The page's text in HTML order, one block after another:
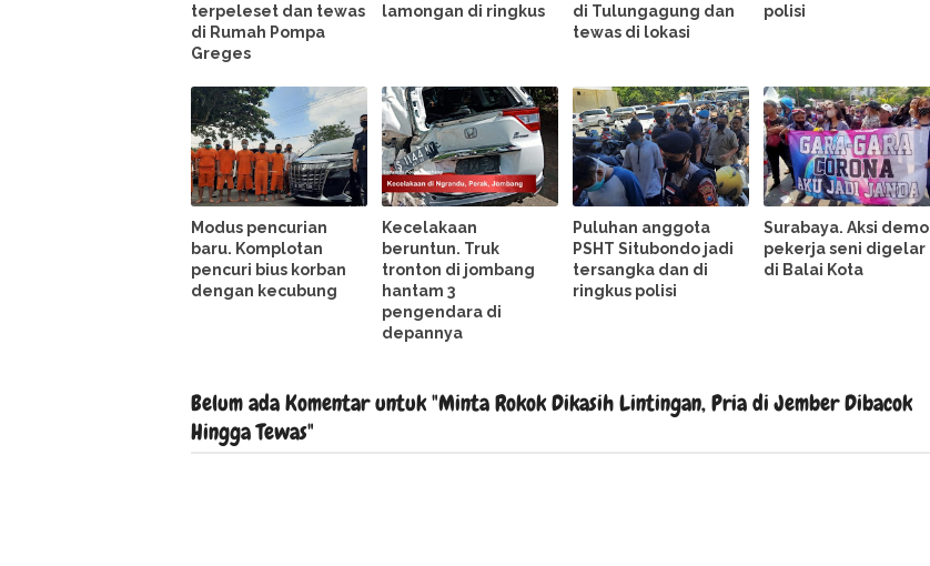
terpeleset dan tewas
di Rumah Pompa
Greges
lamongan di ringkus
di Tulungagung dan
tewas di lokasi
polisi
Modus pencurian
baru. Komplotan
pencuri bius korban
dengan kecubung
Kecelakaan
beruntun. Truk
tronton di jombang
hantam 3
pengendara di
depannya
Puluhan anggota
PSHT Situbondo jadi
tersangka dan di
ringkus polisi
Surabaya. Aksi demo
pekerja seni digelar
di Balai Kota
Belum ada Komentar untuk "Minta Rokok Dikasih Lintingan, Pria di Jember Dibacok
Hingga Tewas"